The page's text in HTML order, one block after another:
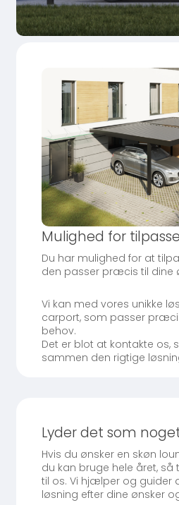
Mulighed for
Du har mulighed for at
den passer præcis til dine
Vi kan med vores unikke
carport, som passer
behov.
Det er blot at kontakte os,
sammen den rigtige
Lyder det som
Hvis du ønsker en skøn
du kan bruge hele året,
til os. Vi hjælper og guider
løsning efter dine ønsker